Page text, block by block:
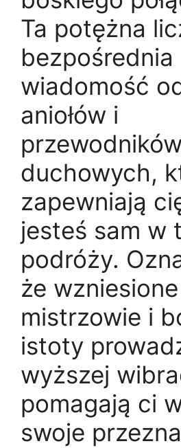
Ta potężna
bezpośrednia
wiadomość
aniołów i
przewodników
duchowych,
zapewniają
jesteś sam w
podróży.
że wzniesione
mistrzowie i
istoty
wyższej
pomagają ci
swoje